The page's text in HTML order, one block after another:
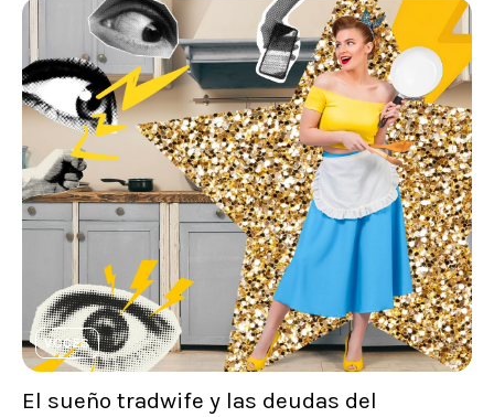
VOCES
El sueño tradwife y las deudas del